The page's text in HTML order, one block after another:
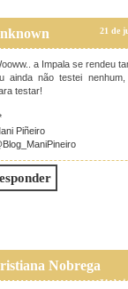
21 de
a Impala se rendeu
ainda não testei
testar!
Piñeiro
Nobrega
21 de